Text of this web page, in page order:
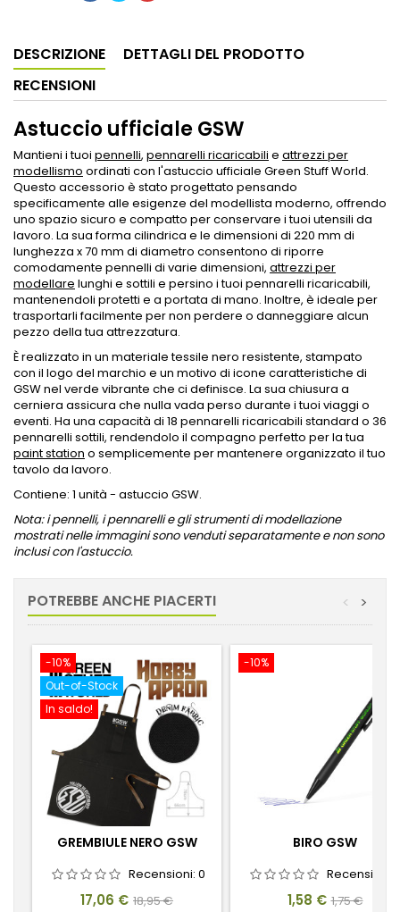
DESCRIZIONE
DETTAGLI DEL PRODOTTO
RECENSIONI
Astuccio ufficiale GSW
Mantieni i tuoi pennelli, pennarelli ricaricabili e attrezzi per
modellismo ordinati con l'astuccio ufficiale Green Stuff World.
Questo accessorio è stato progettato pensando
specificamente alle esigenze del modellista moderno, offrendo
uno spazio sicuro e compatto per conservare i tuoi utensili da
lavoro. La sua forma cilindrica e le dimensioni di 220 mm di
lunghezza x 70 mm di diametro consentono di riporre
comodamente pennelli di varie dimensioni, attrezzi per
modellare lunghi e sottili e persino i tuoi pennarelli ricaricabili,
mantenendoli protetti e a portata di mano. Inoltre, è ideale per
trasportarli facilmente per non perdere o danneggiare alcun
pezzo della tua attrezzatura.
È realizzato in un materiale tessile nero resistente, stampato
con il logo del marchio e un motivo di icone caratteristiche di
GSW nel verde vibrante che ci definisce. La sua chiusura a
cerniera assicura che nulla vada perso durante i tuoi viaggi o
eventi. Ha una capacità di 18 pennarelli ricaricabili standard o 36
pennarelli sottili, rendendolo il compagno perfetto per la tua
paint station o semplicemente per mantenere organizzato il tuo
tavolo da lavoro.
Contiene: 1 unità - astuccio GSW.
Nota: i pennelli, i pennarelli e gli strumenti di modellazione
mostrati nelle immagini sono venduti separatamente e non sono
inclusi con l'astuccio.
POTREBBE ANCHE PIACERTI >
<
-10%
Out-of-Stock
In saldo!
GREMBIULE NERO GSW
Recensioni: 0
Prezzo
17,06 € Prezzo
18,95 €
-10%
BIRO GSW
Recensioni:
Prezzo
1,58 € Prezzo
1,75 €